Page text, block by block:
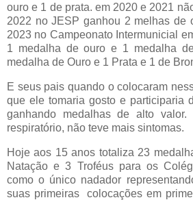
ouro e 1 de prata. em 2020 e 2021
2022 no JESP ganhou 2 melhas de
2023 no Campeonato Intermunicial
1 medalha de ouro e 1 medalha
medalha de Ouro e 1 Prata e 1 de
E seus pais quando o colocaram
que ele tomaria gosto e participaria
ganhando medalhas de alto
respiratório, não teve mais sintomas.
Hoje aos 15 anos totaliza 23
Natação e 3 Troféus para os
como o único nadador
suas primeiras colocações em